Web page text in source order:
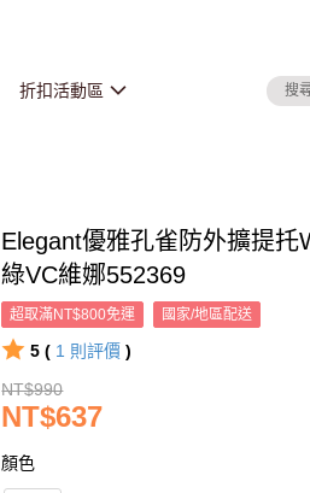
折扣活動區
Elegant優雅孔雀防外擴提托
綠VC維娜552369
超取滿NT$800免運 國家/地區配送
5 ( 1 則評價 )
NT$990
NT$637
顏色